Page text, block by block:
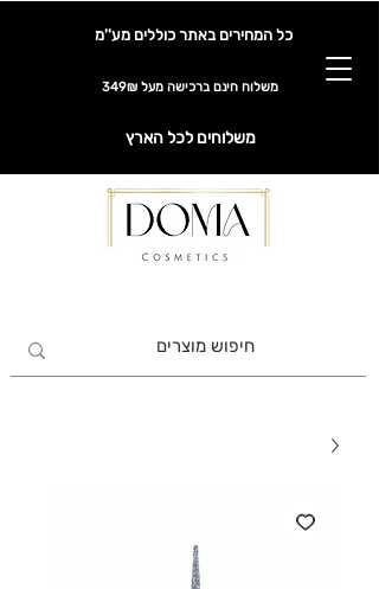
כל המחירים באתר כוללים מע''מ
משלוח חינם ברכישה מעל 349₪
משלוחים לכל הארץ